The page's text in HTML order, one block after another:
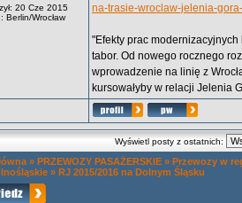
20 Cze 2015
Berlin/Wrocław
na-trasie-wroclaw-jelenia-
"Efekty prac
tabor. Od nowego rocznego
wprowadzenie na linię z
kursowałyby w relacji Jelenia
Wyświetl posty z ostatnich:
» PRZEWOZY PASAŻERSKIE » Przewozy w
» RJ 2015/2016 na Dolnym Śląsku